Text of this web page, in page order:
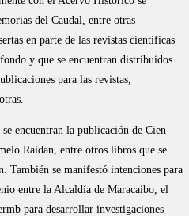
del Caudal, entre otras
en parte de las revistas científicas
y que se encuentran distribuidos
para las revistas,
encuentran la publicación de Cien
Raidan, entre otros libros que se
También se manifestó intenciones para
entre la Alcaldía de Maracaibo, el
para desarrollar investigaciones